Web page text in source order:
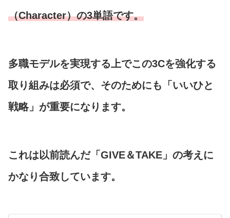
（Character）の3単語です。
多職モデルを実現する上でこの3Cを強化する
取り組みは必須で、そのためにも「いいひと
戦略」が重要になります。
これは以前読んだ「GIVE＆TAKE」の考えに
かなり合致しています。